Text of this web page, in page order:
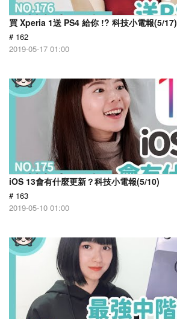
買 Xperia 1送 PS4 給你 !? 科技小電報(5/17)
# 162
2019-05-17 01:00
iOS 13會有什麼更新？科技小電報(5/10)
# 163
2019-05-10 01:00